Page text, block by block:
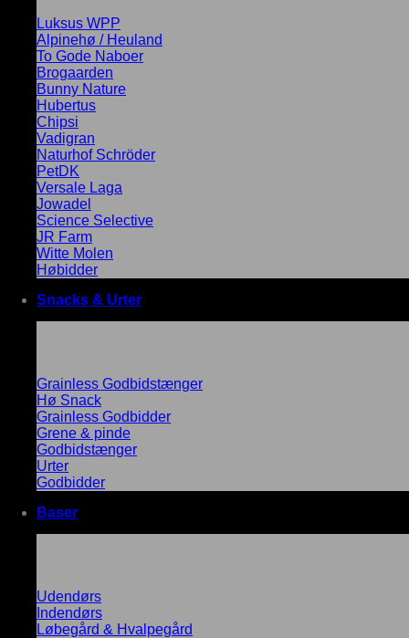
Luksus WPP
Alpinehø / Heuland
To Gode Naboer
Brogaarden
Bunny Nature
Hubertus
Chipsi
Vadigran
Naturhof Schröder
PetDK
Versale Laga
Jowadel
Science Selective
JR Farm
Witte Molen
Høbidder
Snacks & Urter
Grainless Godbidstænger
Hø Snack
Grainless Godbidder
Grene & pinde
Godbidstænger
Urter
Godbidder
Baser
Udendørs
Indendørs
Løbegård & Hvalpegård